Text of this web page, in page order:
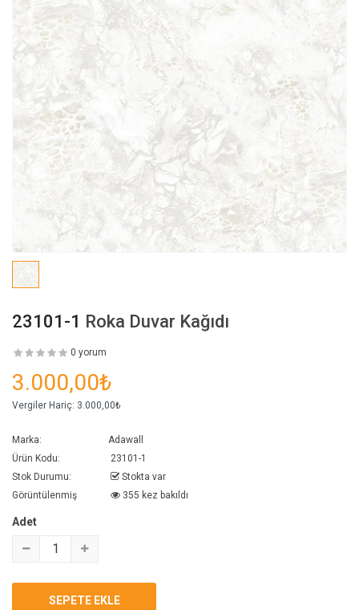
23101-1 Roka Duvar Kağıdı
0 yorum
3.000,00₺
Vergiler Hariç: 3.000,00₺
Marka:
Adawall
Ürün Kodu:
23101-1
Stok Durumu:
Stokta var
Görüntülenmiş
355 kez bakıldı
Adet